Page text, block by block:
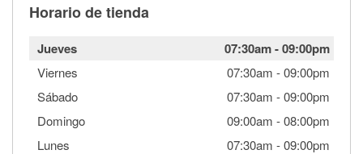
Horario de tienda
Jueves 07:30am-09:00pm
Viernes 07:30am -09:00pm
Sábado
07:30am -09:00pm
Domingo
09:00am -08:00pm
Lunes
07:30am -09:00pm